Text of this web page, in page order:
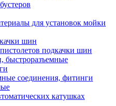
для установок мойки
шин
подкачки шин
быстроразъемные
соединения, фитинги
катушках